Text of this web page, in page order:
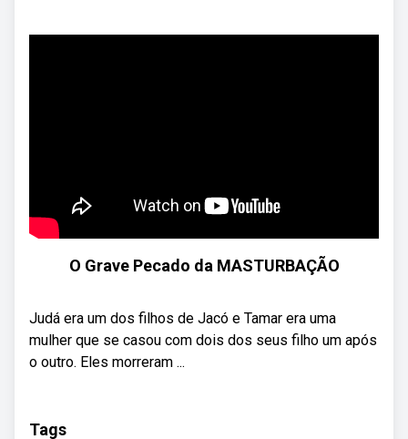
O Grave Pecado da MASTURBAÇÃO
Judá era um dos filhos de Jacó e Tamar era uma
mulher que se casou com dois dos seus filho um após
o outro. Eles morreram ...
Tags